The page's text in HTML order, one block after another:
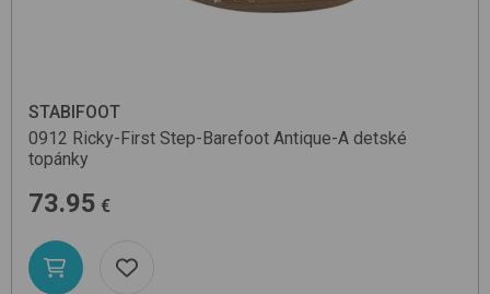
STABIFOOT
0912 Ricky-First Step-Barefoot Antique-A detské
topánky
73.95 €